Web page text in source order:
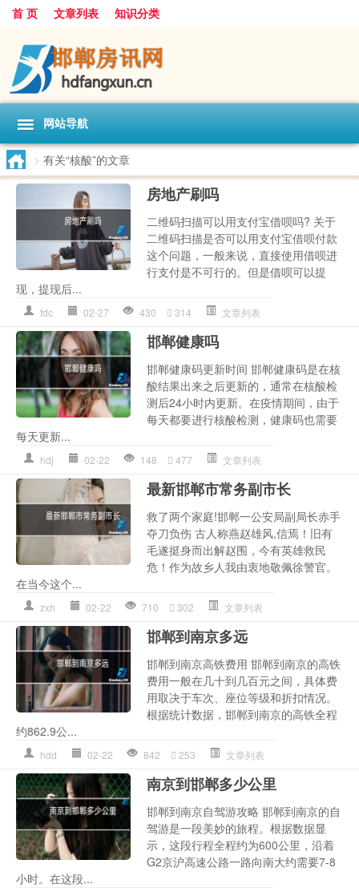
首 页 文章列表 知识分类
网站导航
> 有关“核酸”的文章
房地产刷吗
二维码扫描可以用支付宝借呗吗? 关于
二维码扫描是否可以用支付宝借呗付款
这个问题，一般来说，直接使用借呗进
行支付是不可行的。但是借呗可以提
现，提现后...
fdc 02-27 430 314 文章列表
邯郸健康吗
邯郸健康码更新时间 邯郸健康码是在核
酸结果出来之后更新的，通常在核酸检
测后24小时内更新。在疫情期间，由于
每天都要进行核酸检测，健康码也需要
每天更新...
hdj 02-22 148 477 文章列表
最新邯郸市常务副市长
救了两个家庭!邯郸一公安局副局长赤手
夺刀负伤 古人称燕赵雄风,信焉！旧有
毛遂挺身而出解赵围，今有英雄救民
危！作为故乡人我由衷地敬佩徐警官。
在当今这个...
zxh 02-22 710 302 文章列表
邯郸到南京多远
邯郸到南京高铁费用 邯郸到南京的高铁
费用一般在几十到几百元之间，具体费
用取决于车次、座位等级和折扣情况。
根据统计数据，邯郸到南京的高铁全程
约862.9公...
hdd 02-22 842 253 文章列表
南京到邯郸多少公里
邯郸到南京自驾游攻略 邯郸到南京的自
驾游是一段美妙的旅程。根据数据显
示，这段行程全程约为600公里，沿着
G2京沪高速公路一路向南大约需要7-8
小时。在这段...